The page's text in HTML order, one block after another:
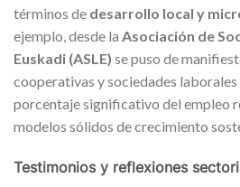
términos de desarrollo local y
ejemplo, desde la Asociación de
Euskadi (ASLE) se puso de
cooperativas y sociedades laborales
porcentaje significativo del empleo
modelos sólidos de crecimiento
Testimonios y reflexiones